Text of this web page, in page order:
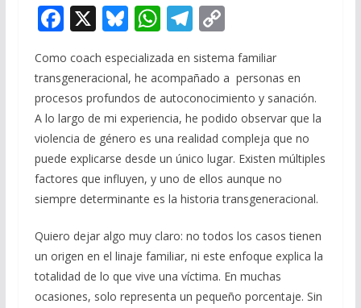
F
e
b
o
o
k
X Bl
e
sk
y
W
h
at
s
A
p
p
T
e
gr
a
m
C
o
p
y
Li
n
k
Como coach especializada en sistema familiar
transgeneracional, he acompañado a personas en
procesos profundos de autoconocimiento y sanación.
A lo largo de mi experiencia, he podido observar que la
violencia de género es una realidad compleja que no
puede explicarse desde un único lugar. Existen múltiples
factores que influyen, y uno de ellos aunque no
siempre determinante es la historia transgeneracional.
Quiero dejar algo muy claro: no todos los casos tienen
un origen en el linaje familiar, ni este enfoque explica la
totalidad de lo que vive una víctima. En muchas
ocasiones, solo representa un pequeño porcentaje. Sin